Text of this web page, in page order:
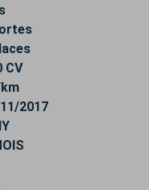
CV
2017